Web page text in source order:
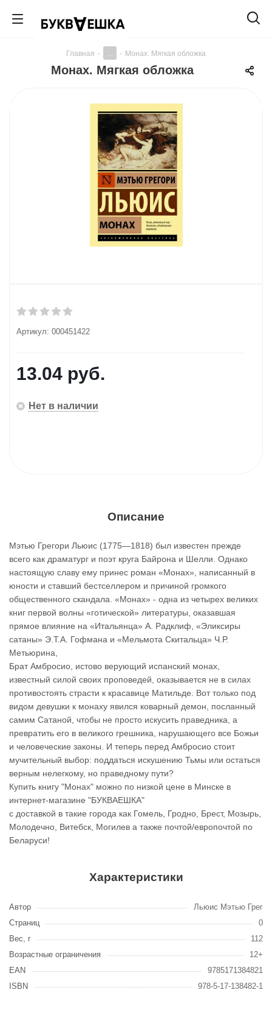
Главная - - Монах. Мягкая обложка
Монах. Мягкая обложка
Артикул: 000451422
13.04 руб.
Нет в наличии
Описание
Мэтью Грегори Льюис (1775—1818) был известен прежде
всего как драматург и поэт круга Байрона и Шелли. Однако
настоящую славу ему принес роман «Монах», написанный в
юности и ставший бестселлером и причиной громкого
общественного скандала. «Монах» - одна из четырех великих
книг первой волны «готической» литературы, оказавшая
прямое влияние на «Итальянца» А. Радклиф, «Эликсиры
сатаны» Э.Т.А. Гофмана и «Мельмота Скитальца» Ч.Р.
Метьюрина,
Брат Амбросио, истово верующий испанский монах,
известный силой своих проповедей, оказывается не в силах
противостоять страсти к красавице Матильде. Вот только под
видом девушки к монаху явился коварный демон, посланный
самим Сатаной, чтобы не просто искусить праведника, а
превратить его в великого грешника, нарушающего все Божьи
и человеческие законы. И теперь перед Амбросио стоит
мучительный выбор: поддаться искушению Тьмы или остаться
верным нелегкому, но праведному пути?
Купить книгу "Монах" можно по низкой цене в Минске в
интернет-магазине "БУКВАЕШКА"
с доставкой в такие города как Гомель, Гродно, Брест, Мозырь,
Молодечно, Витебск, Могилев а также почтой/европочтой по
Беларуси!
Характеристики
Автор
Льюис Мэтью Грег
Страниц
0
Вес, г
112
Возрастные ограничения
12+
EAN
9785171384821
ISBN
978-5-17-138482-1